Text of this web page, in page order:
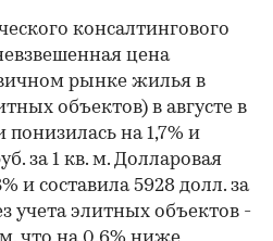
консалтингового
цена
рынке жилья в
объектов) в августе в
на 1,7% и
за 1 кв. м. Долларовая
и составила 5928 долл. за
учета элитных объектов -